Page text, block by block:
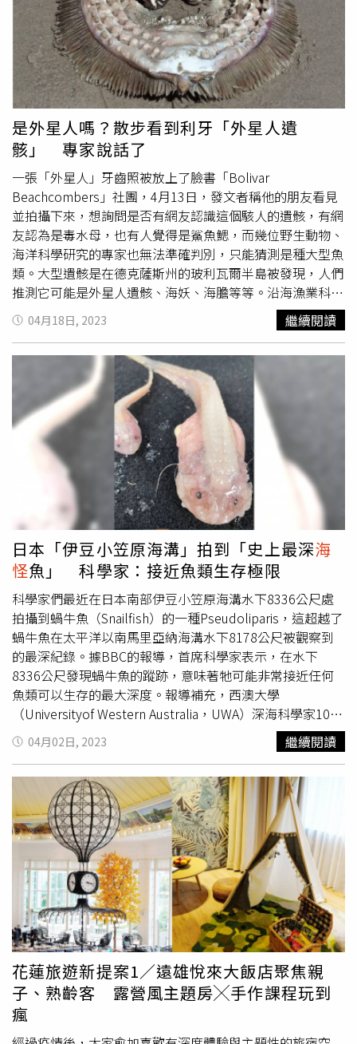
影，而科學家也將相關現象歸咎於全球暖化和氣候變遷。
準」。科學家發現，海怪「哈夫古法」的行為和現今鯨魚
「陷阱捕食」的行為十分相似。（圖／翻攝自IG）根據13世
紀古挪威典籍《王室寶鑑》描述哈夫古法的覓食方法，會先
在喉嚨發出打嗝巨響，接著就張大嘴巴，等待成群結隊的魚
群經過，「喉嚨裡打一個大大的嗝，隨之而來的是各種魚
類，然後牠張大了嘴巴，不知不覺，魚群成群結隊地湧了進
來，最後牠閉上嘴巴，從而捕捉並隱藏所有前來覓食的獵
物」。書中也記載，「這種巨大海怪
若沒親眼目睹，很難說
服他人相信」，並形容哈夫古法張大嘴的模樣，就像是一座
島嶼，而非一種生物，不過科學家發現，這段描述和近10年
來發現的鬚鯨類「陷阱捕食」有雷同之處！近年來人類發現
座頭鯨、布氏鯨會張大嘴巴，在水面上一動不動地直立等
待，讓毫無戒心的魚群將張開的下顎視為避難所，並遊入致
命的陷阱，最後將嘴巴閉合，潛入水中。科學家發現，海怪
「哈夫古法」的行為和現今鯨魚「陷阱捕食」的行為十分相
似。（圖／翻攝自IG）科學家認為，「陷阱捕食」可能早在
中世紀就被人記錄下來，這也出現了一個問題，為什麼直到
2011年人類才又發現鯨魚的「陷阱捕食」，有一種說法是
隨著現今技術和科學發展，中世紀被視為不科學、迷信、落
後的象徵，因此相關技術不被重視，而18世紀以後捕鯨業的
發展重創鯨魚數量，隨著現代鯨魚數量恢復，牠們的行為也
在發生變化，另外無人機等技術發展，也使人們能夠比以前
更容易地觀察鯨魚活動。
是外星人嗎？散步看到利牙「外星人遺
骸」 專家說話了
一張「外星人」牙齒照被放上了臉書「Bolivar
Beachcombers」社團，4月13日，發文者稱他的朋友看見
並拍攝下來，想詢問是否有網友認識這個駭人的遺骸，有網
友認為是毒水母，也有人覺得是鯊魚鰓，而幾位野生動物、
海洋科學研究的專家也無法準確判別，只能猜測是種大型魚
類。大型遺骸是在德克薩斯州的玻利瓦爾半島被發現，人們
推測它可能是外星人遺骸、海妖、海膽等等。沿海漁業科學
主任Mark Fisher表示，該圖像顯示的可能是魚的腮和咽
弓，可能有人捕獲並切片，而TPWD（德克薩斯公園和野生
動物署）的Lerrin Johnson告訴《休士頓紀事報》，「羽毛
狀的部分是腮，附著在骨質腮弓上，頂部中間的尖刺部分是
咽齒。我無法僅憑單張圖片識別出該物種，但它可能來自於
大型魚類」。「這是個噩夢的來源…」不少網友對於這個利
牙遺骸感到害怕，紛紛表示，「太令人毛骨悚然了！」、
「它長得好可怕」、「我不知道，但我肯定不會在沒有手套
的情況下碰那個東西」，也有網友在留言區貼上各種魚類的
牙齒照片來印證他們的猜測，如鞍帶石斑魚、毒棘豹蟾魚
04月18日, 2023 繼續閱讀
日本「伊豆小笠原海溝」拍到「史上最深海
怪魚」 科學家：接近魚類生存極限
科學家們最近在日本南部伊豆小笠原海溝水下8336公尺處
拍攝到蝸牛魚（Snailfish）的一種Pseudoliparis，這超越了
蝸牛魚在太平洋以南馬里亞納海溝水下8178公尺被觀察到
的最深紀錄。據BBC的報導，首席科學家表示，在水下
8336公尺發現蝸牛魚的蹤跡，意味著牠可能非常接近任何
魚類可以生存的最大深度。報導補充，西澳大學
（Universityof Western Australia，UWA）深海科學家10年
前就曾預測，在8200至8400公尺的深度下，很可能還是會
發現魚類。如今水下探勘的成果證實了這一推論。蝸牛魚目
前有300多種，其中大部分是淺水生物，甚至可以在河流出
海口發現他們。但其中幾種蝸牛魚也適應了北極和南極寒冷
的水域，以及世界最深海溝中極端嚴苛的環境。在水下
8000公尺，它們承受著超過80兆帕（Pa）的壓力，即海面
壓力的800倍。一般研究認為，深海蝸牛魚生活在深達6500
至7500公尺的環境中，果凍狀的身體讓牠們能夠耐受寒冷
與高壓，目前牠們沒有任何天敵或是競爭生物，可說是在深
海中獨霸一方。但由於牠們的身體構造完全是為了適應深海
環境而特化的，因此蝸牛魚若被打撈上岸，就會瞬間「融
化」成一灘果凍狀物體。
04月02日, 2023 繼續閱讀
花蓮旅遊新提案1／遠雄悅來大飯店聚焦親
子、熟齡客 露營風主題房╳手作課程玩到
瘋